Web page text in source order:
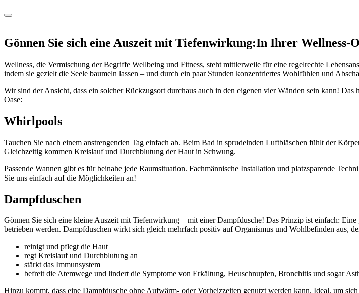
Gönnen Sie sich eine Auszeit mit Tiefenwirkung:In Ihrer Wellness-
Wellness, die Vermischung der Begriffe Wellbeing und Fitness, steht mittlerweile für eine regelrechte
indem sie gezielt die Seele baumeln lassen – und durch ein paar Stunden konzentriertes Wohlfühlen und
Wir sind der Ansicht, dass ein solcher Rückzugsort durchaus auch in den eigenen vier Wänden sein kann!
Oase:
Whirlpools
Tauchen Sie nach einem anstrengenden Tag einfach ab. Beim Bad in sprudelnden Luftbläschen fühlt der
Gleichzeitig kommen Kreislauf und Durchblutung der Haut in Schwung.
Passende Wannen gibt es für beinahe jede Raumsituation. Fachmännische Installation und platzsparende
Sie uns einfach auf die Möglichkeiten an!
Dampfduschen
Gönnen Sie sich eine kleine Auszeit mit Tiefenwirkung – mit einer Dampfdusche! Das Prinzip ist einfach:
betrieben werden. Dampfduschen wirkt sich gleich mehrfach positiv auf Organismus und Wohlbefinden aus,
reinigt und pflegt die Haut
regt Kreislauf und Durchblutung an
stärkt das Immunsystem
befreit die Atemwege und lindert die Symptome von Erkältung, Heuschnupfen, Bronchitis und sogar
Hinzu kommt, dass eine Dampfdusche ohne Aufwärm- oder Vorheizzeiten genutzt werden kann. Ideal, um